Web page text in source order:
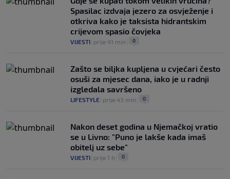
Spasilac izdvaja jezero za osvježenje i
otkriva kako je taksista hidrantskim
crijevom spasio čovjeka
VIJESTI prije 41 min 0
Zašto se biljka kupljena u cvjećari često
osuši za mjesec dana, iako je u radnji
izgledala savršeno
LIFESTYLE prije 43 min 0
Nakon deset godina u Njemačkoj vratio
se u Livno: "Puno je lakše kada imaš
obitelj uz sebe"
VIJESTI prije 1 h 0